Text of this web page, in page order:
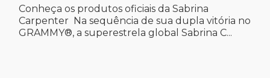
vitória no
C...
https://www.umusicstore.com/akon O
internacional Akon, conhecido por
sucessos gl...